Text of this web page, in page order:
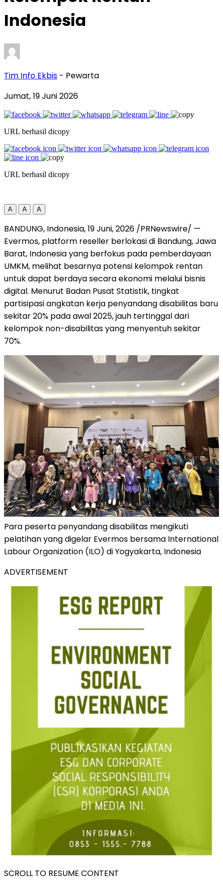
Indonesia
Tim Info Ekbis - Pewarta
Jumat, 19 Juni 2026
URL berhasil dicopy
URL berhasil dicopy
A A A
BANDUNG, Indonesia,19 Juni, 2026 /PRNewswire/ —
Evermos, platform reseller berlokasi di Bandung, Jawa
Barat, Indonesia yang berfokus pada pemberdayaan
UMKM, melihat besarnya potensi kelompok rentan
untuk dapat berdaya secara ekonomi melalui bisnis
digital. Menurut Badan Pusat Statistik, tingkat
partisipasi angkatan kerja penyandang disabilitas baru
sekitar 20% pada awal 2025, jauh tertinggal dari
kelompok non-disabilitas yang menyentuh sekitar
70%.
Para peserta penyandang disabilitas mengikuti
pelatihan yang digelar Evermos bersama International
Labour Organization (ILO) di Yogyakarta, Indonesia
ADVERTISEMENT
SCROLL TO RESUME CONTENT